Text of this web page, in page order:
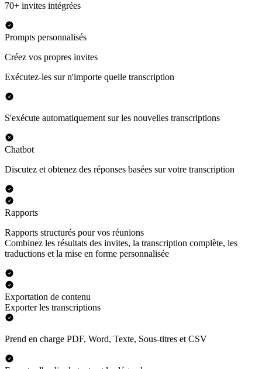
70+ invites intégrées
Prompts personnalisés
Créez vos propres invites
Exécutez-les sur n'importe quelle transcription
S'exécute automatiquement sur les nouvelles transcriptions
Chatbot
Discutez et obtenez des réponses basées sur votre transcription
Rapports
Rapports structurés pour vos réunions
Combinez les résultats des invites, la transcription complète, les
traductions et la mise en forme personnalisée
Exportation de contenu
Exporter les transcriptions
Prend en charge PDF, Word, Texte, Sous-titres et CSV